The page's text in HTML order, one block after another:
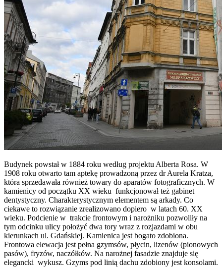
Budynek powstał w 1884 roku według projektu Alberta Rosa. W
1908 roku otwarto tam aptekę prowadzoną przez dr Aurela Kratza,
która sprzedawała również towary do aparatów fotograficznych. W
kamienicy od początku XX wieku funkcjonował też gabinet
dentystyczny. Charakterystycznym elementem są arkady. Co
ciekawe to rozwiązanie zrealizowano dopiero w latach 60. XX
wieku. Podcienie w trakcie frontowym i narożniku pozwoliły na
tym odcinku ulicy położyć dwa tory wraz z rozjazdami w obu
kierunkach ul. Gdańskiej. Kamienica jest bogato zdobiona.
Frontowa elewacja jest pełna gzymsów, płycin, lizenów (pionowych
pasów), fryzów, naczółków. Na narożnej fasadzie znajduje się
elegancki wykusz. Gzyms pod linią dachu zdobiony jest konsolami.